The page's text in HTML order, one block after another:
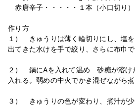
赤唐辛子・・・・・１本（小口切り）
作り方
１） きゅうりは薄く輪切りにし、塩を
出てきた水けを手で絞り、さらに布巾で
２） 鍋にAを入れて温め 砂糖が溶け
入れる。弱めの中火でかき混ぜながら煮
３） きゅうりの色が変わり、煮汁が